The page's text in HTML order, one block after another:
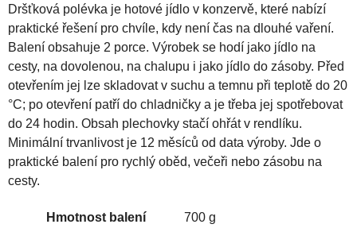
Dršťková polévka je hotové jídlo v konzervě, které nabízí
praktické řešení pro chvíle, kdy není čas na dlouhé vaření.
Balení obsahuje 2 porce. Výrobek se hodí jako jídlo na
cesty, na dovolenou, na chalupu i jako jídlo do zásoby. Před
otevřením jej lze skladovat v suchu a temnu při teplotě do 20
°C; po otevření patří do chladničky a je třeba jej spotřebovat
do 24 hodin. Obsah plechovky stačí ohřát v rendlíku.
Minimální trvanlivost je 12 měsíců od data výroby. Jde o
praktické balení pro rychlý oběd, večeři nebo zásobu na
cesty.
Hmotnost balení
700 g